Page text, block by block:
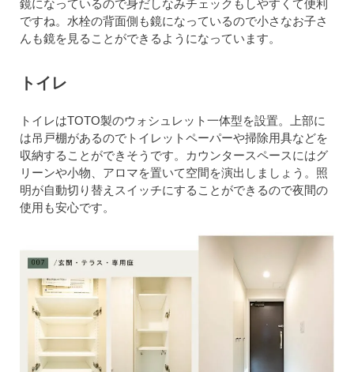
鏡になっているので身だしなみチェックもしやすくて便利
ですね。水栓の背面側も鏡になっているので小さなお子さ
んも鏡を見ることができるようになっています。
トイレ
トイレはTOTO製のウォシュレット一体型を設置。上部に
は吊戸棚があるのでトイレットペーパーや掃除用具などを
収納することができそうです。カウンタースペースにはグ
リーンや小物、アロマを置いて空間を演出しましょう。照
明が自動切り替えスイッチにすることができるので夜間の
使用も安心です。